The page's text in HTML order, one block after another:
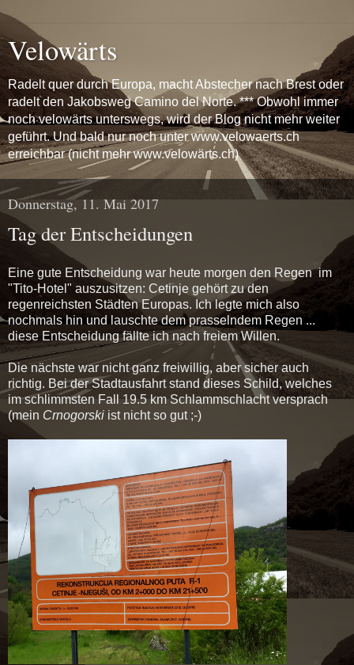
Velowärts
Radelt quer durch Europa, macht Abstecher nach Brest oder
radelt den Jakobsweg Camino del Norte. *** Obwohl immer
noch velowärts unterswegs, wird der Blog nicht mehr weiter
geführt. Und bald nur noch unter www.velowaerts.ch
erreichbar (nicht mehr www.velowärts.ch)
Donnerstag, 11. Mai 2017
Tag der Entscheidungen
Eine gute Entscheidung war heute morgen den Regen im
"Tito-Hotel" auszusitzen: Cetinje gehört zu den
regenreichsten Städten Europas. Ich legte mich also
nochmals hin und lauschte dem prasselndem Regen ...
diese Entscheidung fällte ich nach freiem Willen.
Die nächste war nicht ganz freiwillig, aber sicher auch
richtig. Bei der Stadtausfahrt stand dieses Schild, welches
im schlimmsten Fall 19.5 km Schlammschlacht versprach
(mein Crnogorski ist nicht so gut ;-)